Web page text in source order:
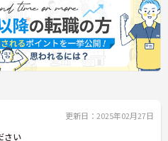
頑張りをしっかり評
モチベーションに
更新日：2025年02月27日
さい